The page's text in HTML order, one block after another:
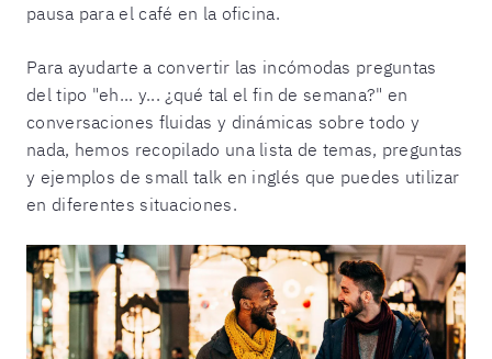
pausa para el café en la oficina.
Para ayudarte a convertir las incómodas preguntas
del tipo "eh... y... ¿qué tal el fin de semana?" en
conversaciones fluidas y dinámicas sobre todo y
nada, hemos recopilado una lista de temas, preguntas
y ejemplos de small talk en inglés que puedes utilizar
en diferentes situaciones.